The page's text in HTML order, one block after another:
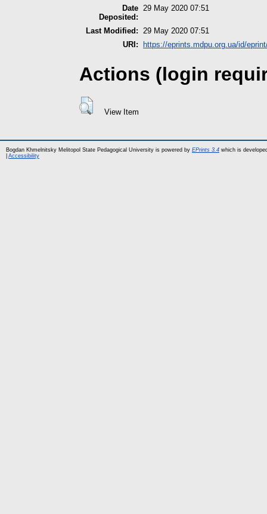
Date
Deposited:
29 May 2020 07:51
Last Modified: 29 May 2020 07:51
URI:
https://eprints.mdpu.org.ua/id/
Actions (login
View Item
Bogdan Khmelnitsky Melitopol State Pedagogical University is powered by EPrints 3.4 which is
Accessibility